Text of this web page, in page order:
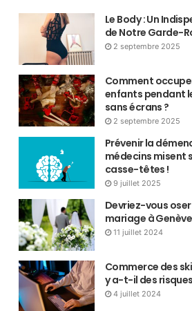
Le Body : Un
de Notre Garde-
2 septembre 2025
Comment
enfants pendant
sans écrans ?
2 septembre 2025
Prévenir la
médecins misent
casse-têtes !
9 juillet 2025
Devriez-vous oser
mariage à Genève
11 juillet 2024
Commerce des
y a-t-il des
4 juillet 2024